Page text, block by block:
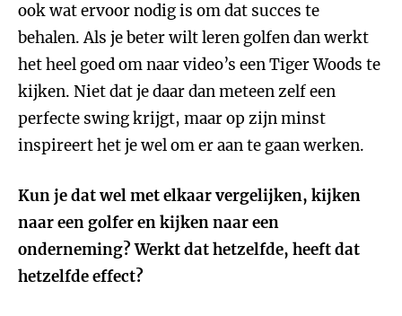
ook wat ervoor nodig is om dat succes te
behalen. Als je beter wilt leren golfen dan werkt
het heel goed om naar video’s een Tiger Woods te
kijken. Niet dat je daar dan meteen zelf een
perfecte swing krijgt, maar op zijn minst
inspireert het je wel om er aan te gaan werken.
Kun je dat wel met elkaar vergelijken, kijken
naar een golfer en kijken naar een
onderneming? Werkt dat hetzelfde, heeft dat
hetzelfde effect?